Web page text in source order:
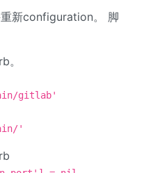
新configuration。 脚
gitlab'
'